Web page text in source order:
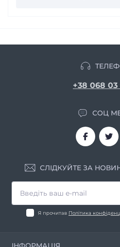
+38 068 03
СОЦ
СЛІДКУЙТЕ ЗА
Я прочитав Політика